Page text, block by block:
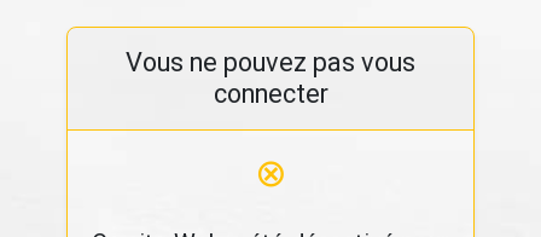
Vous ne pouvez pas vous
connecter
⊗